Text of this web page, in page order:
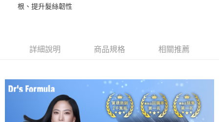
國泰世華商業銀行
元大商業銀行
永豐商業銀行
大哥付你分期
【大哥付你分期使用說明】
1.本服務由台灣大哥大提供，台灣大哥大用戶可立即使用無須另外申請。
AFTEE先享後付
根、提升髮絲韌性
詳細說明 商品規格 相關推薦